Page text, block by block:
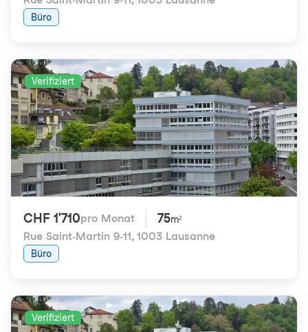
Büro
Verifiziert
CHF 1'710pro Monat 75m²
Rue Saint-Martin 9-11, 1003 Lausanne
Büro
Verifiziert